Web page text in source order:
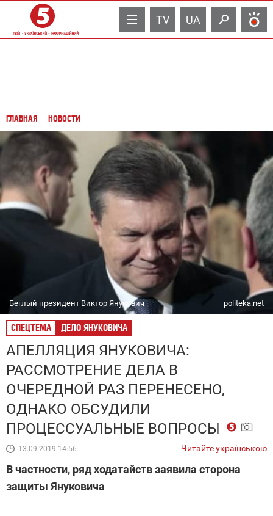
TV UA
ГЛАВНАЯ НОВОСТИ
Беглый президент Виктор Янукович politeka.net
СПЕЦТЕМА ДЕЛО ЯНУКОВИЧА
АПЕЛЛЯЦИЯ ЯНУКОВИЧА:
РАССМОТРЕНИЕ ДЕЛА В
ОЧЕРЕДНОЙ РАЗ ПЕРЕНЕСЕНО,
ОДНАКО ОБСУДИЛИ
ПРОЦЕССУАЛЬНЫЕ ВОПРОСЫ
13.09.2019 14:56 Читайте українською
В частности, ряд ходатайств заявила сторона
защиты Януковича